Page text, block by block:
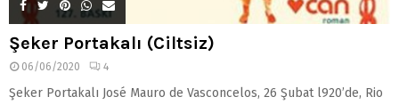
Şeker Portakalı (Ciltsiz)
06/06/2020 4
Şeker Portakalı José Mauro de Vasconcelos, 26 Şubat l920’de, Rio